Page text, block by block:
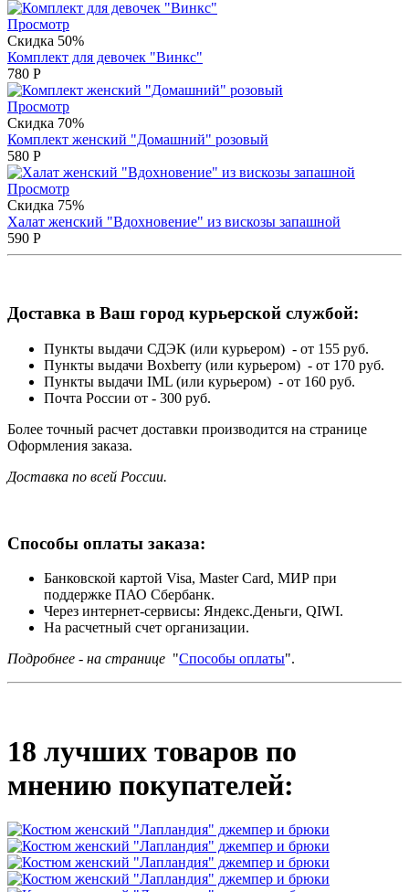
Просмотр
Скидка 50%
Комплект для девочек "Винкс"
780 Р
Просмотр
Скидка 70%
Комплект женский "Домашний" розовый
580 Р
Просмотр
Скидка 75%
Халат женский "Вдохновение" из вискозы запашной
590 Р
Доставка в Ваш город курьерской службой:
Пункты выдачи СДЭК (или курьером) - от 155 руб.
Пункты выдачи Boxberry (или курьером) - от 170 руб.
Пункты выдачи IML (или курьером) - от 160 руб.
Почта России от - 300 руб.
Более точный расчет доставки производится на странице
Оформления заказа.
Доставка по всей России.
Способы оплаты заказа:
Банковской картой Visa, Master Card, МИР при
поддержке ПАО Сбербанк.
Через интернет-сервисы: Яндекс.Деньги, QIWI.
На расчетный счет организации.
Подробнее - на странице "Способы оплаты".
18 лучших товаров по
мнению покупателей: